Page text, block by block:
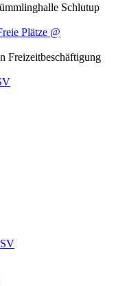
Schlutup
Freizeitbeschäftigung